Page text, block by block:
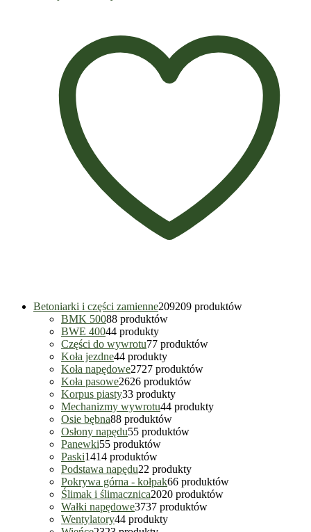
Betoniarki i części zamienne209209 produktów
BMK 50088 produktów
BWE 40044 produkty
Części do wywrotu77 produktów
Koła jezdne44 produkty
Koła napędowe2727 produktów
Koła pasowe2626 produktów
Korpus piasty33 produkty
Mechanizmy wywrotu44 produkty
Osie bębna88 produktów
Osłony napędu55 produktów
Panewki55 produktów
Paski1414 produktów
Podstawa napędu22 produkty
Pokrywa górna - kołpak66 produktów
Ślimak i ślimacznica2020 produktów
Wałki napędowe3737 produktów
Wentylatory44 produkty